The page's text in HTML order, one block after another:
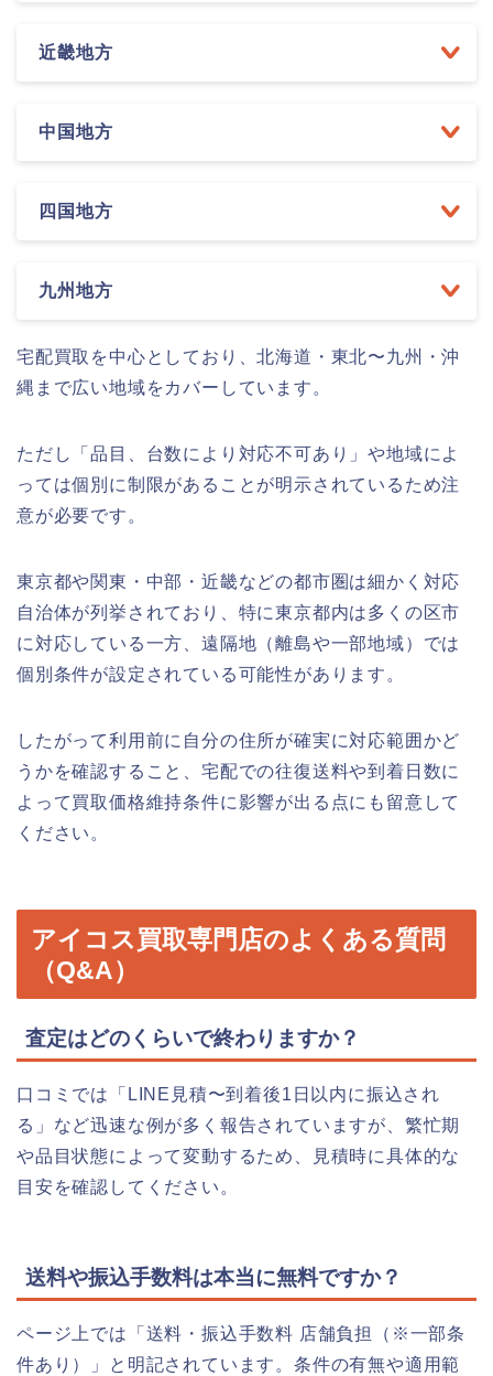
近畿地方
中国地方
四国地方
九州地方
宅配買取を中心としており、北海道・東北〜九州・沖
縄まで広い地域をカバーしています。
ただし「品目、台数により対応不可あり」や地域によ
っては個別に制限があることが明示されているため注
意が必要です。
東京都や関東・中部・近畿などの都市圏は細かく対応
自治体が列挙されており、特に東京都内は多くの区市
に対応している一方、遠隔地（離島や一部地域）では
個別条件が設定されている可能性があります。
したがって利用前に自分の住所が確実に対応範囲かど
うかを確認すること、宅配での往復送料や到着日数に
よって買取価格維持条件に影響が出る点にも留意して
ください。
アイコス買取専門店のよくある質問
（Q&A）
査定はどのくらいで終わりますか？
口コミでは「LINE見積〜到着後1日以内に振込され
る」など迅速な例が多く報告されていますが、繁忙期
や品目状態によって変動するため、見積時に具体的な
目安を確認してください。
送料や振込手数料は本当に無料ですか？
ページ上では「送料・振込手数料 店舗負担（※一部条
件あり）」と明記されています。条件の有無や適用範